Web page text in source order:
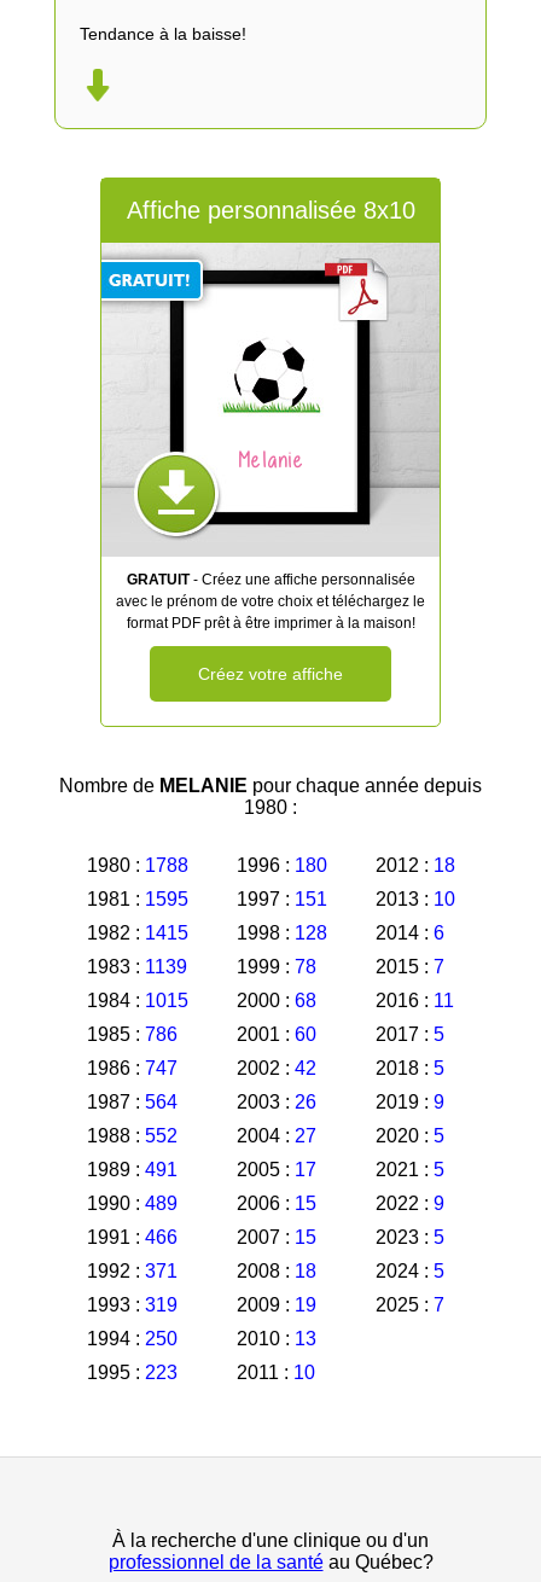
Tendance à la baisse!
Affiche personnalisée 8x10
Melanie
GRATUIT- Créez une affiche personnalisée
avec le prénom de votre choix et téléchargez le
format PDF prêt à être imprimer à la maison!
Créez votre affiche
Nombre de MELANIE pour chaque année depuis
1980 :
1980 : 1788
1981 : 1595
1982 : 1415
1983 : 1139
1984 : 1015
1985 : 786
1986 : 747
1987 : 564
1988 : 552
1989 : 491
1990 : 489
1991 : 466
1992 : 371
1993 : 319
1994 : 250
1995 : 223
1996 : 180
1997 : 151
1998 : 128
1999 : 78
2000 : 68
2001 : 60
2002 : 42
2003 : 26
2004 : 27
2005 : 17
2006 : 15
2007 : 15
2008 : 18
2009 : 19
2010 : 13
2011 : 10
2012 : 18
2013 : 10
2014 : 6
2015 : 7
2016 : 11
2017 : 5
2018 : 5
2019 : 9
2020 : 5
2021 : 5
2022 : 9
2023 : 5
2024 : 5
2025 : 7
À la recherche d'une clinique ou d'un
professionnel de la santéau Québec?